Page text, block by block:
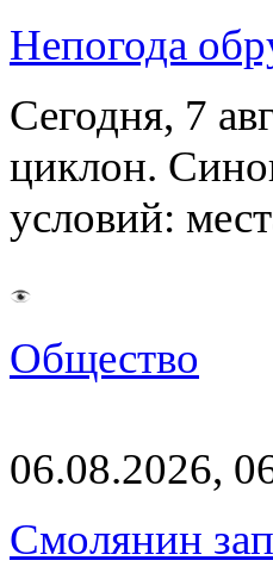
Непогода
Сегодня, 7
циклон.
условий:
Общество
06.08.2026,
Смолянин